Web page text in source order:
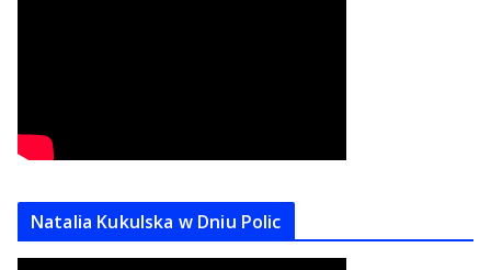
Natalia Kukulska w Dniu Polic